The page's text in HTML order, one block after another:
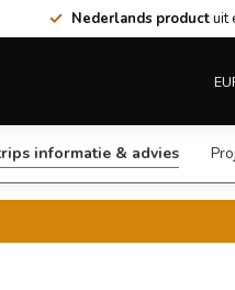
Nederlands productuit
informatie & advies